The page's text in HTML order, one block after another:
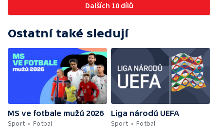
Dalších 10 dílů
Ostatní také sledují
MS ve fotbale mužů 2026
Sport
Fotbal
Liga národů UEFA
Sport
Fotbal